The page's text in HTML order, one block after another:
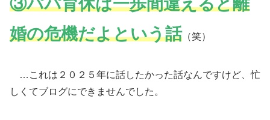
③パパ育休は一歩間違えると離
婚の危機だよという話 （笑）
…これは２０２５年に話したかった話なんですけど、忙
しくてブログにできませんでした。